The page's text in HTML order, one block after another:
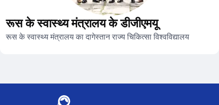
रूस के स्वास्थ्य मंत्रालय के डीजीएमयू
रूस के स्वास्थ्य मंत्रालय का दागेस्तान राज्य चिकित्सा विश्वविद्यालय